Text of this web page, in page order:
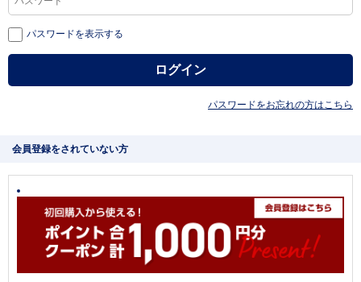
パスワードを表示する
パスワードをお忘れの方はこちら
会員登録をされていない方